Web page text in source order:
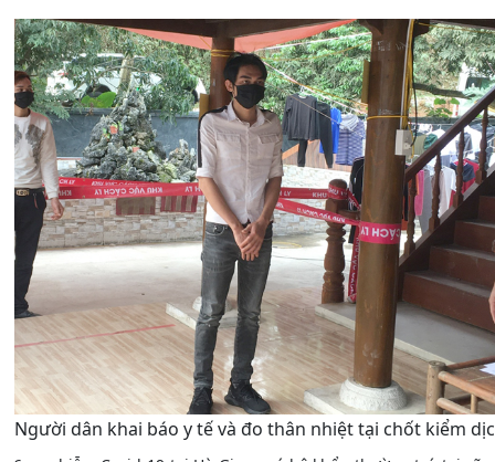
Người dân khai báo y tế và đo thân nhiệt tại chốt kiểm